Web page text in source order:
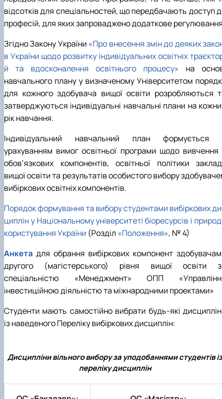
відсотків для спеціальностей, що передбачають доступ
професій, для яких запроваджено додаткове
Згідно Закону України «Про внесення змін до деяких
в України щодо розвитку індивідуальних освітніх
й та вдосконалення освітнього процесу» на
навчального плану у визначеному Університетом
для кожного здобувача вищої освіти розробляються
затверджуються індивідуальні навчальні плани на
рік навчання.
Індивідуальний навчальний план формується
урахуванням вимог освітньої програми щодо вивчення
обов’язкових компонентів, освітньої політики
вищої освіти та результатів особистого вибору
вибіркових освітніх компонентів.
Порядок формування та вибору студентами вибіркових
циплін у Національному університеті біоресурсів і
користування України (Розділ«Положення», № 4)
Анкета для обрання вибіркових компонент
другого (магістерського) рівня вищої освіти
спеціальністю «Менеджмент» ОПП
інвестиційною діяльністю та міжнародними проектами»
Студенти мають самостійно вибрати будь-які
із наведеного Переліку вибіркових дисциплін:
Дисципліни вільного вибору за уподобаннями студентів із
переліку дисциплін